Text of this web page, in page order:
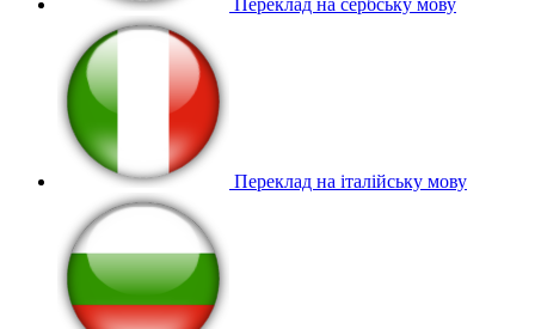
Переклад на сербську мову
Переклад на італійську мову